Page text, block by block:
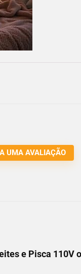
UMA AVALIAÇÃO
e Pisca 110V